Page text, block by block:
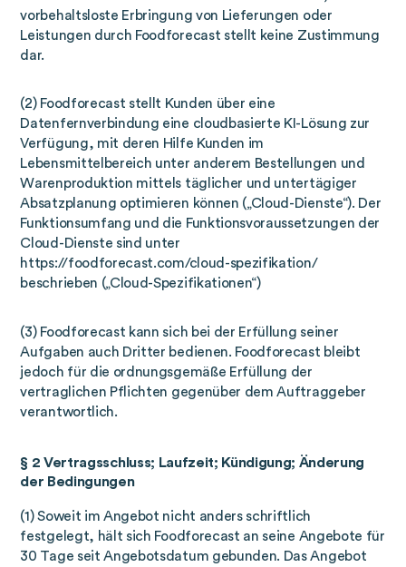
vorbehaltsloste Erbringung von Lieferungen oder
Leistungen durch Foodforecast stellt keine Zustimmung
dar.
(2) Foodforecast stellt Kunden über eine
Datenfernverbindung eine cloudbasierte KI-Lösung zur
Verfügung, mit deren Hilfe Kunden im
Lebensmittelbereich unter anderem Bestellungen und
Warenproduktion mittels täglicher und untertägiger
Absatzplanung optimieren können („Cloud-Dienste“). Der
Funktionsumfang und die Funktionsvoraussetzungen der
Cloud-Dienste sind unter
https://foodforecast.com/cloud-spezifikation/
beschrieben („Cloud-Spezifikationen“)
(3) Foodforecast kann sich bei der Erfüllung seiner
Aufgaben auch Dritter bedienen. Foodforecast bleibt
jedoch für die ordnungsgemäße Erfüllung der
vertraglichen Pflichten gegenüber dem Auftraggeber
verantwortlich.
§ 2 Vertragsschluss; Laufzeit; Kündigung; Änderung
der Bedingungen
(1) Soweit im Angebot nicht anders schriftlich
festgelegt, hält sich Foodforecast an seine Angebote für
30 Tage seit Angebotsdatum gebunden. Das Angebot